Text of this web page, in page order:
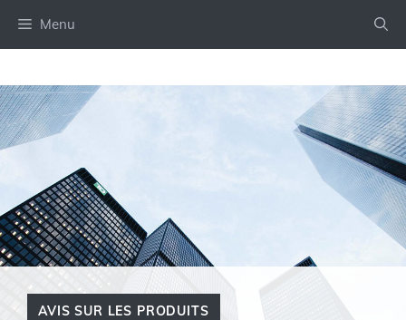
Menu
AVIS SUR LES PRODUITS